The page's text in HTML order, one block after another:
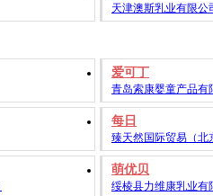
天津澳斯乳业有限公
爱可丁
青岛索康婴童产品有
每日
臻天然国际贸易（北
萌优贝
绥棱县力维康乳业有